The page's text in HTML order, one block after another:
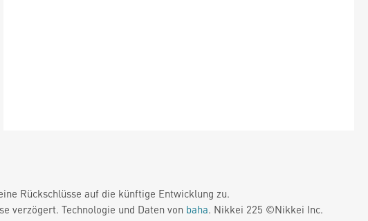
Rückschlüsse auf die künftige Entwicklung zu.
verzögert. Technologie und Daten von baha. Nikkei 225 ©Nikkei Inc.